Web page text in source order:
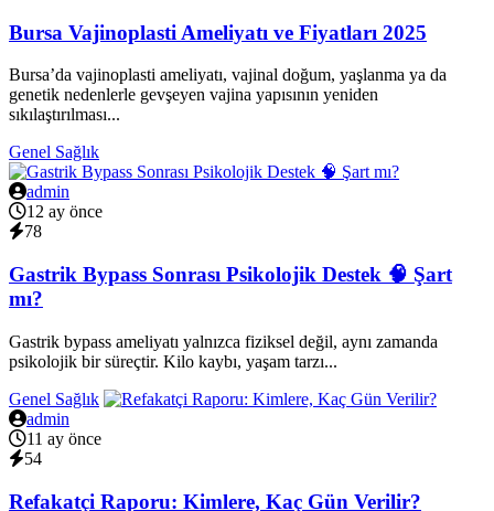
Bursa Vajinoplasti Ameliyatı ve Fiyatları 2025
Bursa’da vajinoplasti ameliyatı, vajinal doğum, yaşlanma ya da
genetik nedenlerle gevşeyen vajina yapısının yeniden
sıkılaştırılması...
Genel Sağlık
admin
12 ay önce
78
Gastrik Bypass Sonrası Psikolojik Destek 🧠 Şart
mı?
Gastrik bypass ameliyatı yalnızca fiziksel değil, aynı zamanda
psikolojik bir süreçtir. Kilo kaybı, yaşam tarzı...
Genel Sağlık
admin
11 ay önce
54
Refakatçi Raporu: Kimlere, Kaç Gün Verilir?